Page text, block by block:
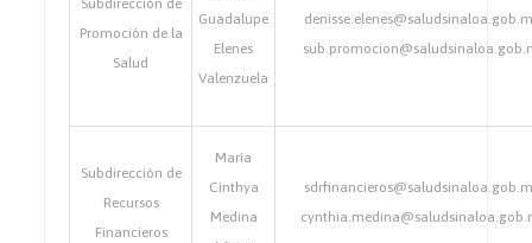
Subdirección de
Promoción de la
Salud
Guadalupe
Elenes
Valenzuela
Subdirección de
Recursos
Financieros
María
Cinthya
Medina